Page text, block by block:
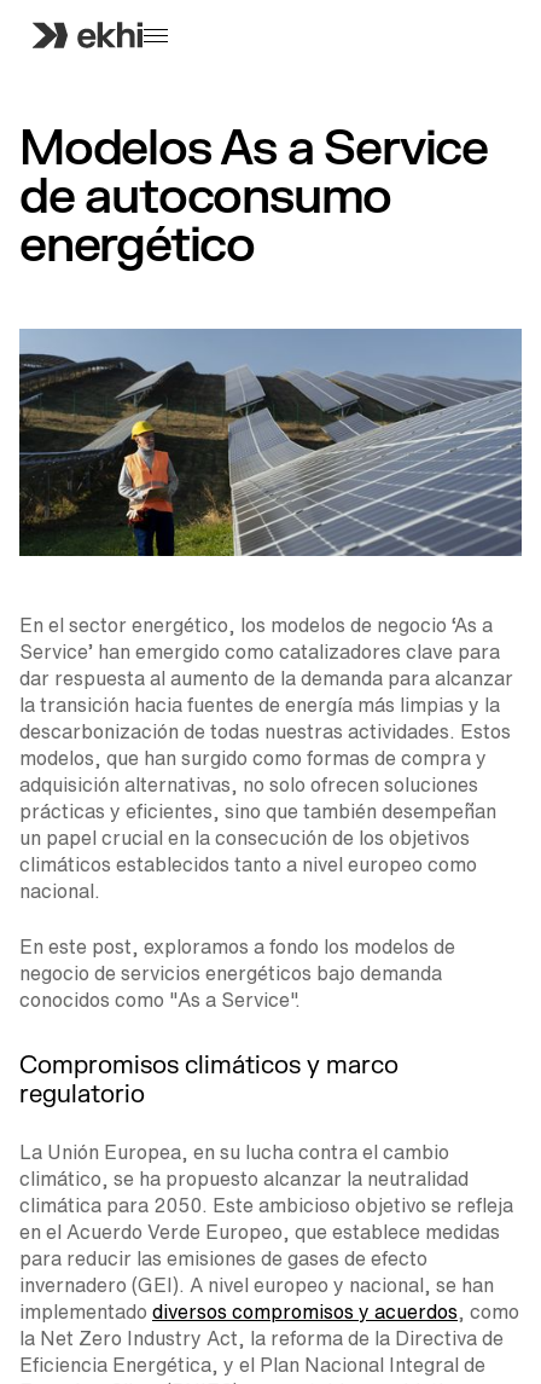
Modelos As a Service
de autoconsumo
energético
En el sector energético, los modelos de negocio ‘As a
Service’ han emergido como catalizadores clave para
dar respuesta al aumento de la demanda para alcanzar
la transición hacia fuentes de energía más limpias y la
descarbonización de todas nuestras actividades. Estos
modelos, que han surgido como formas de compra y
adquisición alternativas, no solo ofrecen soluciones
prácticas y eficientes, sino que también desempeñan
un papel crucial en la consecución de los objetivos
climáticos establecidos tanto a nivel europeo como
nacional.
En este post, exploramos a fondo los modelos de
negocio de servicios energéticos bajo demanda
conocidos como "As a Service".
Compromisos climáticos y marco
regulatorio
La Unión Europea, en su lucha contra el cambio
climático, se ha propuesto alcanzar la neutralidad
climática para 2050. Este ambicioso objetivo se refleja
en el Acuerdo Verde Europeo, que establece medidas
para reducir las emisiones de gases de efecto
invernadero (GEI). A nivel europeo y nacional, se han
implementado diversos compromisos y acuerdos , como
la Net Zero Industry Act, la reforma de la Directiva de
Eficiencia Energética, y el Plan Nacional Integral de